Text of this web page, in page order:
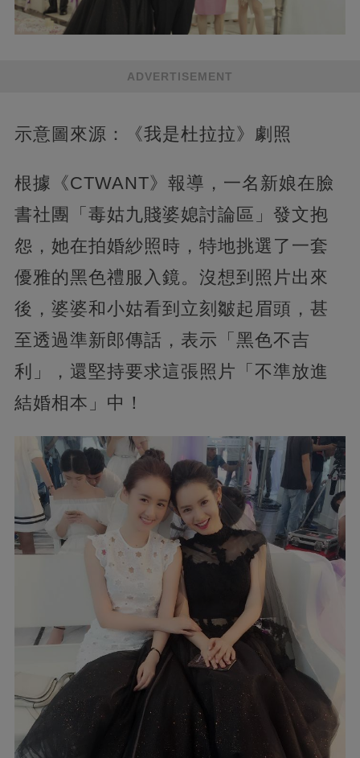
ADVERTISEMENT
示意圖來源：《我是杜拉拉》劇照
根據《CTWANT》報導，一名新娘在臉
書社團「毒姑九賤婆媳討論區」發文抱
怨，她在拍婚紗照時，特地挑選了一套
優雅的黑色禮服入鏡。沒想到照片出來
後，婆婆和小姑看到立刻皺起眉頭，甚
至透過準新郎傳話，表示「黑色不吉
利」，還堅持要求這張照片「不準放進
結婚相本」中！